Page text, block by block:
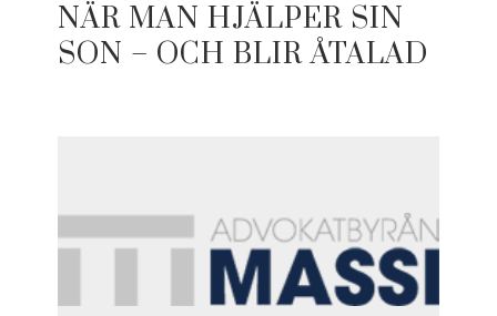
NÄR MAN HJÄLPER SIN
SON – OCH BLIR ÅTALAD